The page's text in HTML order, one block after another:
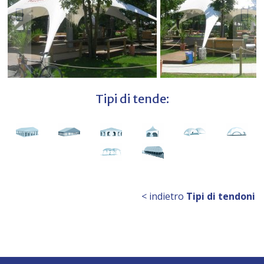
Tipi di tende:
< indietro Tipi di tendoni